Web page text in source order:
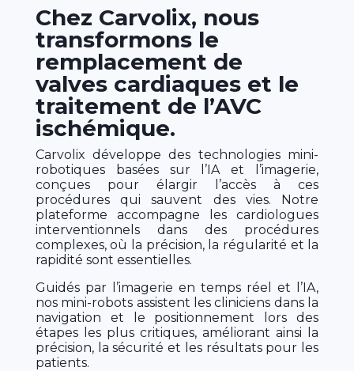
Chez Carvolix, nous
transformons le
remplacement de
valves cardiaques et le
traitement de l’AVC
ischémique.
Carvolix développe des technologies mini-
robotiques basées sur l’IA et l’imagerie,
conçues pour élargir l’accès à ces
procédures qui sauvent des vies. Notre
plateforme accompagne les cardiologues
interventionnels dans des procédures
complexes, où la précision, la régularité et la
rapidité sont essentielles.
Guidés par l’imagerie en temps réel et l’IA,
nos mini-robots assistent les cliniciens dans la
navigation et le positionnement lors des
étapes les plus critiques, améliorant ainsi la
précision, la sécurité et les résultats pour les
patients.